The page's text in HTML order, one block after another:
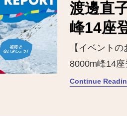
渡邊直
峰14座
【イベント
8000m峰14
Continue